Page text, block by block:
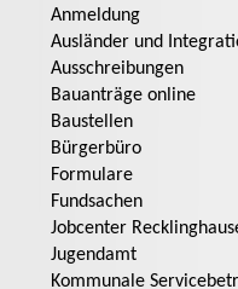
Anmeldung
Ausländer und
Ausschreibungen
Bauanträge online
Baustellen
Bürgerbüro
Formulare
Fundsachen
Jobcenter
Jugendamt
Kommunale